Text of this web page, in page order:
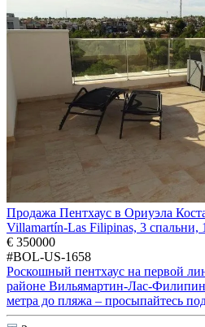
Продажа Пентхаус в Ориуэла
Villamartín-Las Filipinas, 3 спальни,
€ 350000
#BOL-US-1658
Роскошный пентхаус на первой
районе Вильямартин-Лас-
метра до пляжа – просыпайтесь